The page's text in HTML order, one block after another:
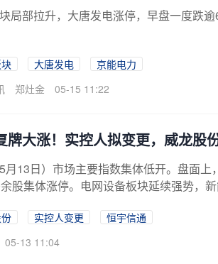
局部拉升，大唐发电涨停，早盘一度跌
大唐发电
京能电力
郑灶金 05-15 11:22
牌大涨！实控人拟变更，威龙股
月13日）市场主要指数集体低开。盘面
股集体涨停。电网设备板块延续强势，
实控人变更
恒宇信通
05-13 11:04